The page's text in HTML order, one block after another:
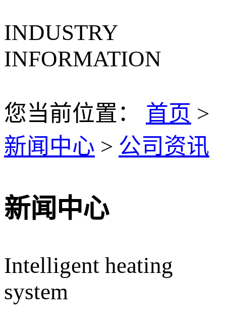
INDUSTRY
INFORMATION
您当前位置： 首页 >
新闻中心 > 公司资讯
新闻中心
Intelligent heating
system